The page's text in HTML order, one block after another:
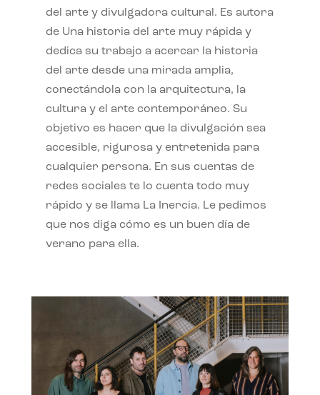
del arte y divulgadora cultural. Es autora
de Una historia del arte muy rápida y
dedica su trabajo a acercar la historia
del arte desde una mirada amplia,
conectándola con la arquitectura, la
cultura y el arte contemporáneo. Su
objetivo es hacer que la divulgación sea
accesible, rigurosa y entretenida para
cualquier persona. En sus cuentas de
redes sociales te lo cuenta todo muy
rápido y se llama La Inercia. Le pedimos
que nos diga cómo es un buen día de
verano para ella.